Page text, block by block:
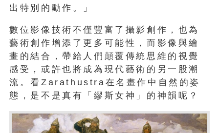
出特別的動作。」
數位影像技術不僅豐富了攝影創作，也為
藝術創作增添了更多可能性，而影像與繪
畫的結合，帶給人們顛覆傳統思維的視覺
感受，或許也將成為現代藝術的另一股潮
流。看Zarathustra在名畫作中自然的姿
態，是不是真有「繆斯女神」的神韻呢？